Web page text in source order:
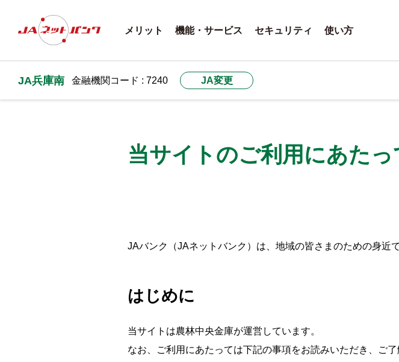
メリット 機能・サービス セキュリティ 使い方
JA兵庫南 金融機関コード : 7240 JA変更
当サイトのご利用にあたっ
JAバンク（JAネットバンク）は、地域の皆さまのための身近
はじめに
当サイトは農林中央金庫が運営しています。
なお、ご利用にあたっては下記の事項をお読みいただき、ご